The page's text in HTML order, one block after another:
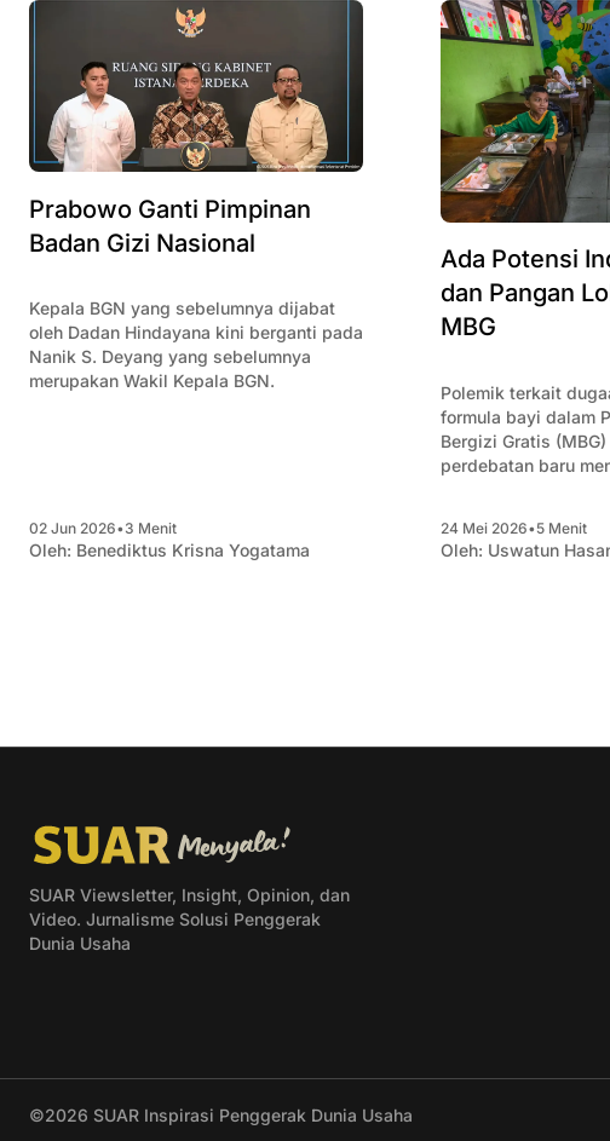
Prabowo Ganti Pimpinan
Badan Gizi Nasional
Kepala BGN yang sebelumnya dijabat
oleh Dadan Hindayana kini berganti pada
Nanik S. Deyang yang sebelumnya
merupakan Wakil Kepala BGN.
02 Jun 2026•3 Menit
Oleh: Benediktus Krisna Yogatama
Ada Potensi
dan Pangan
MBG
Polemik terkait
formula bayi dalam
Bergizi Gratis
perdebatan baru
24 Mei 2026•5 Menit
Oleh: Uswatun
SUAR Viewsletter, Insight, Opinion, dan
Video. Jurnalisme Solusi Penggerak
Dunia Usaha
©2026 SUAR Inspirasi Penggerak Dunia Usaha